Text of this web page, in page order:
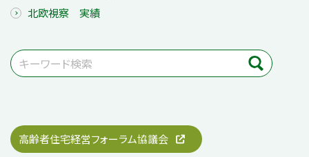
北欧視察 実績
高齢者住宅経営フォーラム協議会